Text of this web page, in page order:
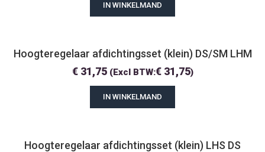
IN WINKELMAND
Hoogteregelaar afdichtingsset (klein) DS/SM LHM
€31,75 (Excl BTW:€31,75)
IN WINKELMAND
Hoogteregelaar afdichtingsset (klein) LHS DS